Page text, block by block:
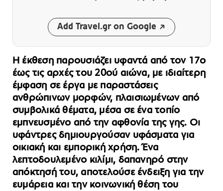
Add Travel.gr on Google
Η έκθεση παρουσιάζει υφαντά από τον 17ο
έως τις αρχές του 20ού αιώνα, με ιδιαίτερη
έμφαση σε έργα με παραστάσεις
ανθρώπινων μορφών, πλαισιωμένων από
συμβολικά θέματα, μέσα σε ένα τοπίο
εμπνευσμένο από την αφθονία της γης. Οι
υφάντρες δημιουργούσαν υφάσματα για
οικιακή και εμπορική χρήση. Ένα
λεπτοδουλεμένο κιλίμι, δαπανηρό στην
απόκτησή του, αποτελούσε ένδειξη για την
ευμάρεια και την κοινωνική θέση του